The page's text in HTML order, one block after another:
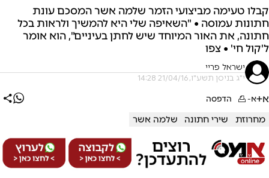
קבלו טעימה מביצועי הזמר שלמה אשר המסכם עונת
חתונות עמוסה • "השאיפה שלי היא להמשיך ולראות בכל
חתונה, את האור המיוחד שיש לחתן בעיניים", הוא אומר
ל'קול חי' • צפו
ישראל פריי
י"ג בניסן תשע"ו, 21/04/16 14:28
א+א- הדפסה
מחרוזת שירי חתונה שלמה אשר